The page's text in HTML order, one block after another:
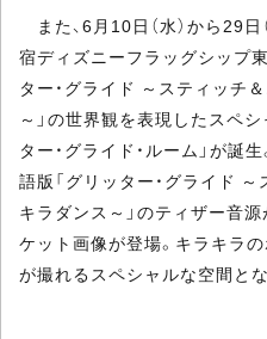
また、6月10日（水）から29日
宿ディズニーフラッグシップ
ター・グライド ～スティッチ
～」の世界観を表現したスペ
ター・グライド・ルーム」が誕
語版「グリッター・グライド
キラダンス～」のティザー音
ケット画像が登場。キラキラ
が撮れるスペシャルな空間と